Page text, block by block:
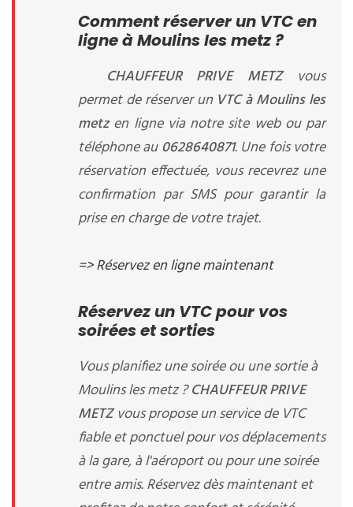
Comment réserver un VTC en
ligne à Moulins les metz ?
CHAUFFEUR PRIVE METZ vous
permet de réserver un VTC à Moulins les
metzen ligne via notre site web ou par
téléphone au 0628640871. Une fois votre
réservation effectuée, vous recevrez une
confirmation par SMS pour garantir la
prise en charge de votre trajet.
=> Réservez en ligne maintenant
Réservez un VTC pour vos
soirées et sorties
Vous planifiez une soirée ou une sortie à
Moulins les metz ?CHAUFFEUR PRIVE
METZvous propose un service de VTC
fiable et ponctuel pour vos déplacements
à la gare, à l'aéroport ou pour une soirée
entre amis. Réservez dès maintenant et